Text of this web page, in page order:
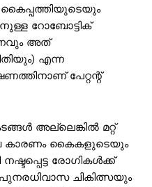
റോബോട്ടിക്
അത്
എന്ന
പേറ്റന്റ്
അല്ലെങ്കിൽ മറ്റ്
കാരണം കൈകളുടെയും
രോഗികൾക്ക്
പുനരധിവാസ ചികിത്സയും